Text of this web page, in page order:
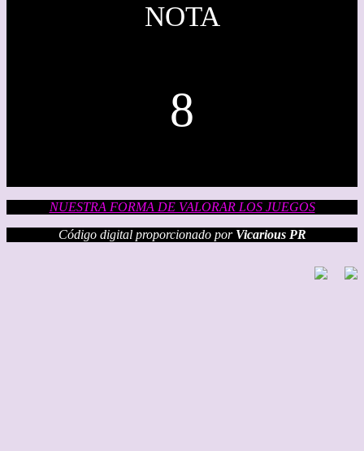
NOTA
8
NUESTRA FORMA DE VALORAR LOS JUEGOS
Código digital proporcionado por Vicarious PR